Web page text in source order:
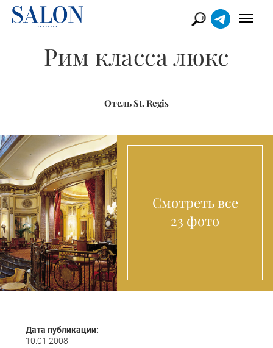
Рим класса люкс
Отель St. Regis
Смотреть все
23 фото
Дата публикации:
10.01.2008